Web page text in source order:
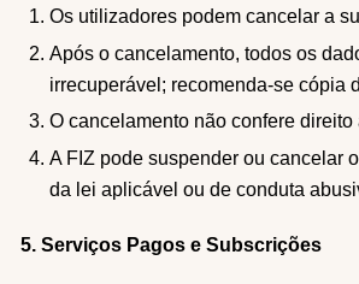
Os utilizadores podem cancelar a
Após o cancelamento, todos os
irrecuperável; recomenda-se cópia
O cancelamento não confere
A FIZ pode suspender ou cancelar
da lei aplicável ou de conduta
5. Serviços Pagos e Subscrições